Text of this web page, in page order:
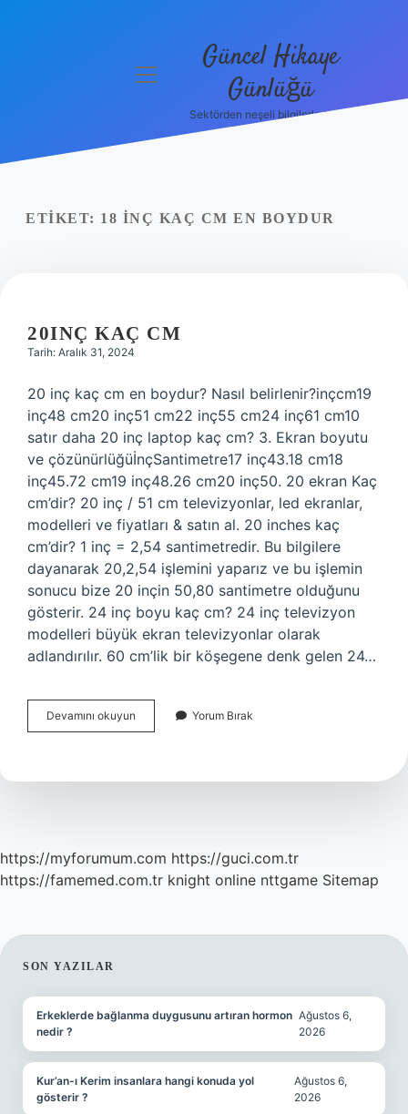
menüyü
Güncel Hikaye
Günlüğü
Sektörden neşeli bilgilerle tanış!
ETIKET: 18 INÇ KAÇ CM EN BOYDUR
20INÇ KAÇ CM
Tarih: Aralık 31, 2024
20 inç kaç cm en boydur? Nasıl belirlenir?inçcm19
inç48 cm20 inç51 cm22 inç55 cm24 inç61 cm10
satır daha 20 inç laptop kaç cm? 3. Ekran boyutu
ve çözünürlüğüİnçSantimetre17 inç43.18 cm18
inç45.72 cm19 inç48.26 cm20 inç50. 20 ekran Kaç
cm’dir? 20 inç / 51 cm televizyonlar, led ekranlar,
modelleri ve fiyatları & satın al. 20 inches kaç
cm’dir? 1 inç = 2,54 santimetredir. Bu bilgilere
dayanarak 20,2,54 işlemini yaparız ve bu işlemin
sonucu bize 20 inçin 50,80 santimetre olduğunu
gösterir. 24 inç boyu kaç cm? 24 inç televizyon
modelleri büyük ekran televizyonlar olarak
adlandırılır. 60 cm’lik bir köşegene denk gelen 24…
Devamını okuyun
Kaç
Yorum Bırak
https://myforumum.com https://guci.com.tr
https://famemed.com.tr knight online nttgame Sitemap
SIDEBAR
SON YAZILAR
Erkeklerde bağlanma duygusunu artıran hormon
nedir ?
Ağustos 6,
2026
Kur’an-ı Kerim insanlara hangi konuda yol
gösterir ?
Ağustos 6,
2026